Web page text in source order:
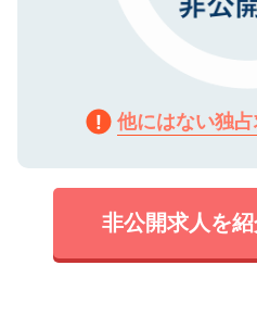
他にはない独
非公開求人を